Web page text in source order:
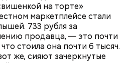
на торте»
маркетплейсе стали
733 рубля за
продавца, — это почти
стоила она почти 6 тысяч.
же, сияют зачеркнутые